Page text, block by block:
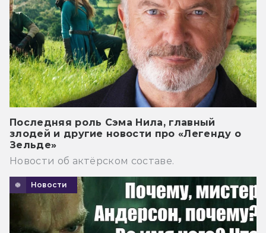
Последняя роль Сэма Нила, главный
злодей и другие новости про «Легенду о
Зельде»
Новости об актёрском составе.
Новости